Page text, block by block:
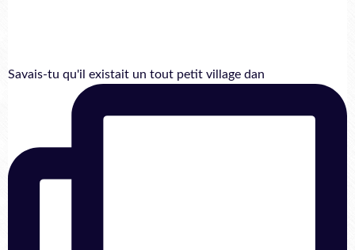
Savais-tu qu'il existait un tout petit village dan